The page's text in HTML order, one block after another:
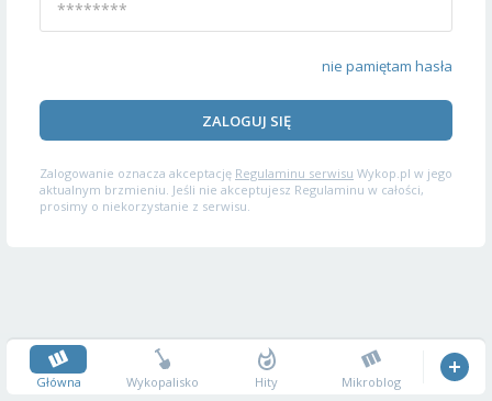
nie pamiętam hasła
ZALOGUJ SIĘ
Zalogowanie oznacza akceptację Regulaminu serwisu Wykop.pl w jego
aktualnym brzmieniu. Jeśli nie akceptujesz Regulaminu w całości,
prosimy o niekorzystanie z serwisu.
Główna Wykopalisko Hity Mikroblog